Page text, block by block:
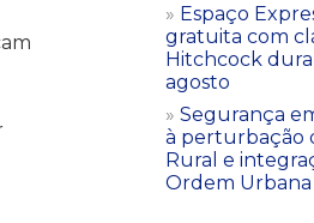
Espaço
gratuita com
Hitchcock
agosto
Segurança
à perturbação
Rural e
Ordem